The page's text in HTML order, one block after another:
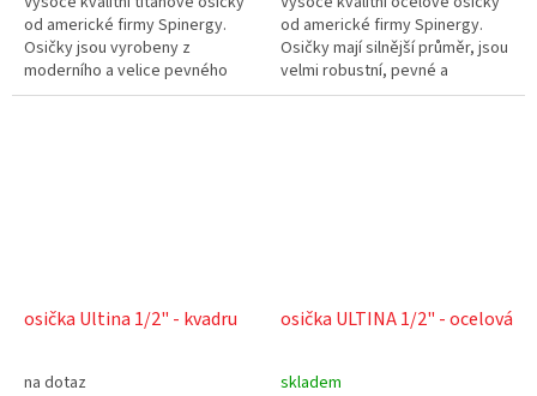
od americké firmy Spinergy.
Osičky jsou vyrobeny z
moderního a velice pevného
materiálu - titanu. Osičky jsou
od americké firmy Spinergy.
Osičky mají silnější průměr, jsou
velmi robustní, pevné a
spolehlivé.
osička Ultina 1/2" - kvadru
na dotaz
osička ULTINA 1/2" - ocelová
skladem